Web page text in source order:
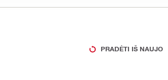
PRADĖTI IŠ NAUJO